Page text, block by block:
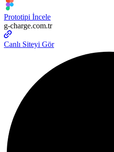
Prototipi İncele
g-charge.com.tr
Canlı Siteyi Gör